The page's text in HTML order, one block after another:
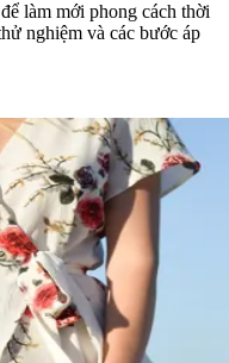
làm mới phong cách thời
nghiệm và các bước áp